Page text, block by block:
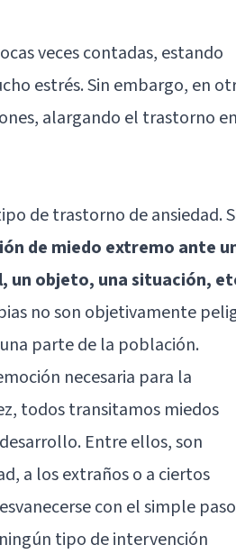
veces contadas, estando
estrés. Sin embargo, en
alargando el trastorno
de trastorno de ansiedad.
de miedo extremo ante
un objeto, una situación,
no son objetivamente
parte de la población.
necesaria para la
todos transitamos miedos
Entre ellos, son
a los extraños o a ciertos
con el simple
tipo de intervención